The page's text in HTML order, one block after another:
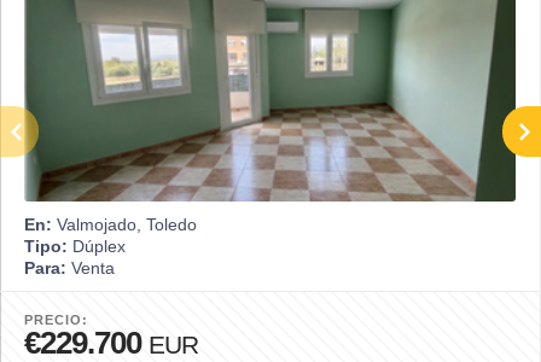
En: Valmojado, Toledo
Tipo: Dúplex
Para: Venta
PRECIO:
€229.700 EUR